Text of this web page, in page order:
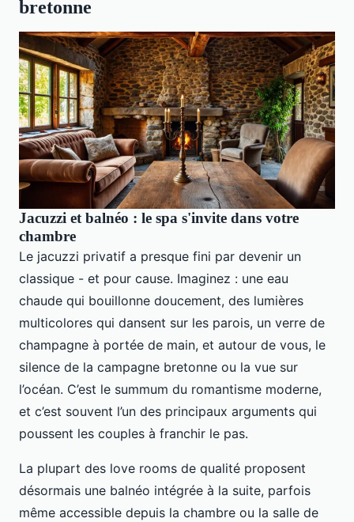
bretonne
Jacuzzi et balnéo : le spa s'invite dans votre
chambre
Le jacuzzi privatif a presque fini par devenir un
classique - et pour cause. Imaginez : une eau
chaude qui bouillonne doucement, des lumières
multicolores qui dansent sur les parois, un verre de
champagne à portée de main, et autour de vous, le
silence de la campagne bretonne ou la vue sur
l’océan. C’est le summum du romantisme moderne,
et c’est souvent l’un des principaux arguments qui
poussent les couples à franchir le pas.
La plupart des love rooms de qualité proposent
désormais une balnéo intégrée à la suite, parfois
même accessible depuis la chambre ou la salle de